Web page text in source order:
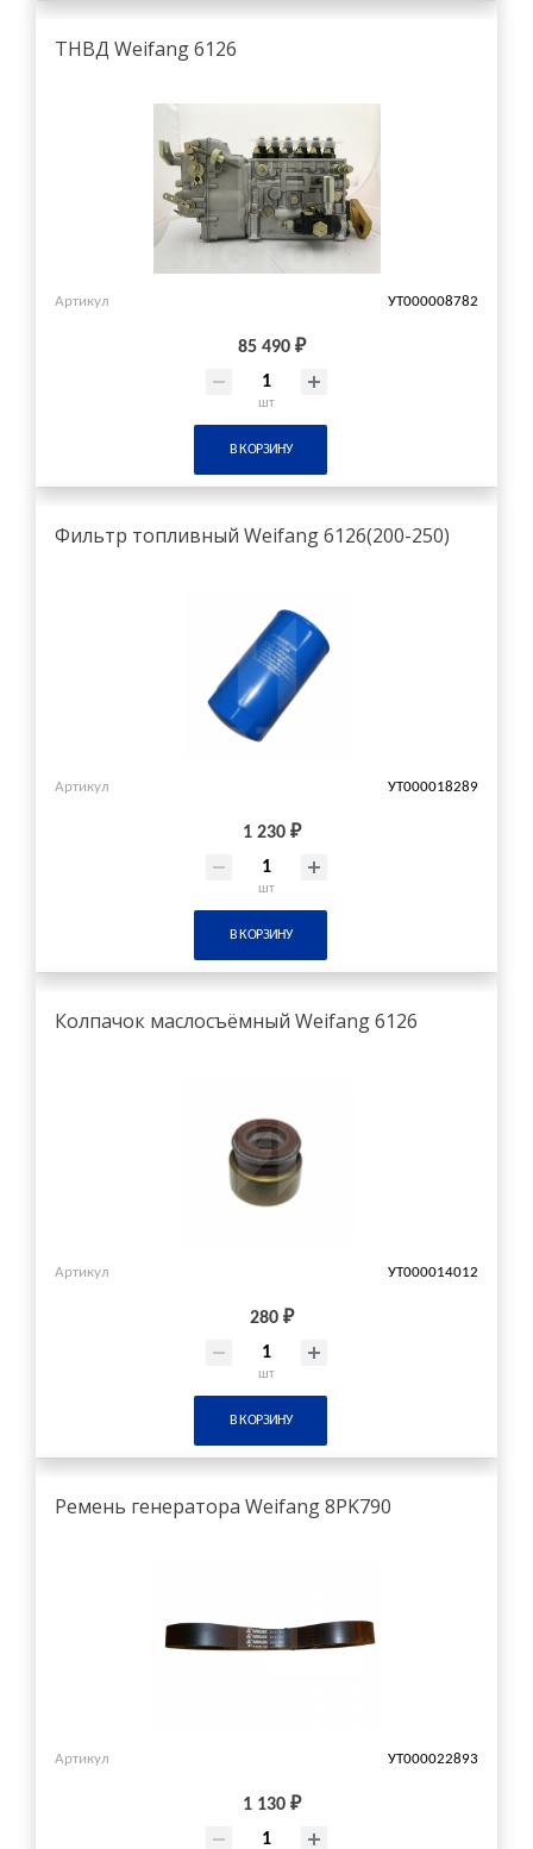
ТНВД Weifang 6126
Артикул УТ000008782
85 490 ₽
шт
В КОРЗИНУ
Фильтр топливный Weifang 6126(200-250)
Артикул УТ000018289
1 230 ₽
шт
В КОРЗИНУ
Колпачок маслосъёмный Weifang 6126
Артикул УТ000014012
280 ₽
шт
В КОРЗИНУ
Ремень генератора Weifang 8PK790
Артикул УТ000022893
1 130 ₽